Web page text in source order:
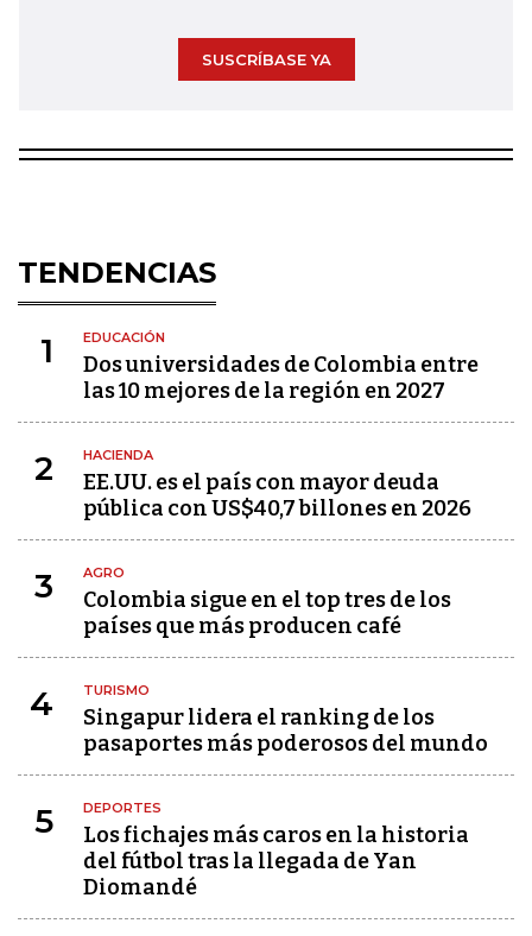
SUSCRÍBASE YA
TENDENCIAS
1 EDUCACIÓN
Dos universidades de Colombia entre
las 10 mejores de la región en 2027
2 HACIENDA
EE.UU. es el país con mayor deuda
pública con US$40,7 billones en 2026
3 AGRO
Colombia sigue en el top tres de los
países que más producen café
4 TURISMO
Singapur lidera el ranking de los
pasaportes más poderosos del mundo
5 DEPORTES
Los fichajes más caros en la historia
del fútbol tras la llegada de Yan
Diomandé